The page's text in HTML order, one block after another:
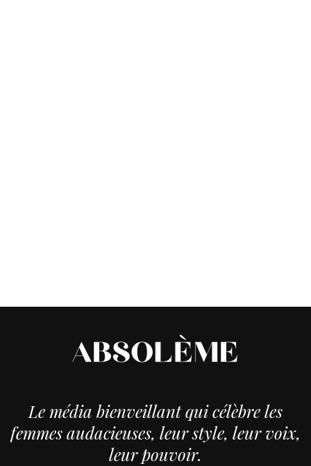
Le média bienveillant qui célèbre les
femmes audacieuses, leur style, leur voix,
leur pouvoir.